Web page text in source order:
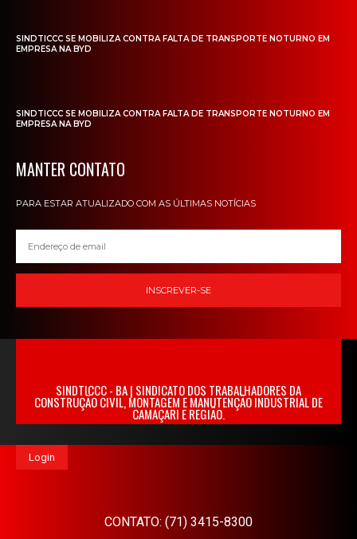
SINDTICCC SE MOBILIZA CONTRA FALTA DE TRANSPORTE NOTURNO EM
EMPRESA NA BYD
SINDTICCC SE MOBILIZA CONTRA FALTA DE TRANSPORTE NOTURNO EM
EMPRESA NA BYD
MANTER CONTATO
PARA ESTAR ATUALIZADO COM AS ÚLTIMAS NOTÍCIAS
INSCREVER-SE
SINDTICCC - BA | SINDICATO DOS TRABALHADORES DA
CONSTRUÇÃO CIVIL, MONTAGEM E MANUTENÇÃO INDUSTRIAL DE
CAMAÇARI E REGIÃO.
Login
CONTATO: (71) 3415-8300